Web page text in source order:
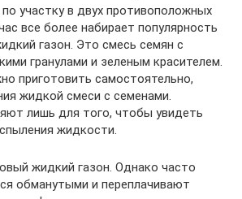
участку в двух противоположных
все более набирает популярность
газон. Это смесь семян с
гранулами и зеленым красителем.
приготовить самостоятельно,
жидкой смеси с семенами.
лишь для того, чтобы увидеть
жидкости.
жидкий газон. Однако часто
обманутыми и переплачивают